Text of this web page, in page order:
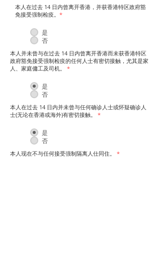
本人在过去 14 日内曾离开香港，并获香港特区政府豁
免接受强制检疫。 *
是
否
本人并未曾与在过去 14 日内曾离开香港而未获香港特区
政府豁免接受强制检疫的任何人士有密切接触，尤其是家
人、家庭傭工及司机。 *
是
否
本人在过去 14 日内并未曾与任何确诊人士或怀疑确诊人
士(无论在香港或海外)有密切接触。 *
是
否
本人现在不与任何接受强制隔离人仕同住。​ *